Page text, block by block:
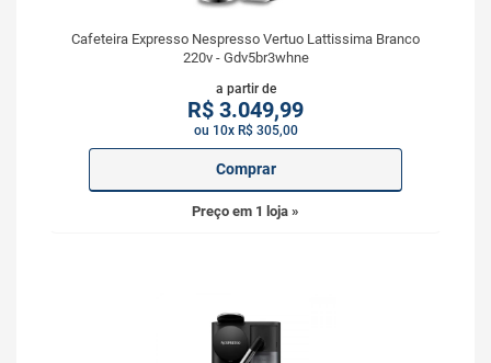
Cafeteira Expresso Nespresso Vertuo Lattissima Branco
220v - Gdv5br3whne
a partir de
R$ 3.049,99
ou 10x R$ 305,00
Comprar
Preço em 1 loja »